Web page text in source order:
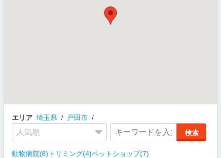
エリア 埼玉県 戸田市
動物病院(8) トリミング(4)ペットショップ(7)